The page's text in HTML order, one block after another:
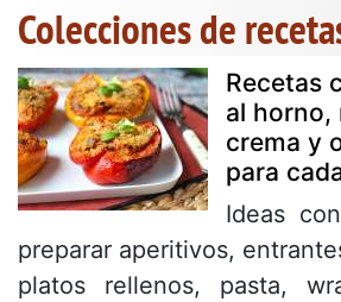
Colecciones de
Recetas
al horno,
crema y
para
Ideas
preparar aperitivos,
platos rellenos, pasta,